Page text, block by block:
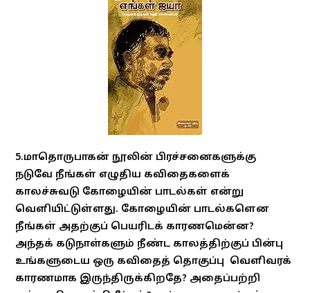
5.மாதொருபாகன் நூலின் பிரச்சனைகளுக்கு
நடுவே நீங்கள் எழுதிய கவிதைகளைக்
காலச்சுவடு கோழையின் பாடல்கள் என்று
வெளியிட்டுள்ளது. கோழையின் பாடல்களென
நீங்கள் அதற்குப் பெயரிடக் காரணமென்ன?
அந்தக் கடுநாள்களும் நீண்ட காலத்திற்குப் பின்பு
உங்களுடைய ஒரு கவிதைத் தொகுப்பு வெளிவரக்
காரணமாக இருந்திருக்கிறதே? அதைப்பற்றி